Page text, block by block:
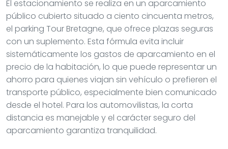
El estacionamiento se realiza en un aparcamiento
público cubierto situado a ciento cincuenta metros,
el parking Tour Bretagne, que ofrece plazas seguras
con un suplemento. Esta fórmula evita incluir
sistemáticamente los gastos de aparcamiento en el
precio de la habitación, lo que puede representar un
ahorro para quienes viajan sin vehículo o prefieren el
transporte público, especialmente bien comunicado
desde el hotel. Para los automovilistas, la corta
distancia es manejable y el carácter seguro del
aparcamiento garantiza tranquilidad.